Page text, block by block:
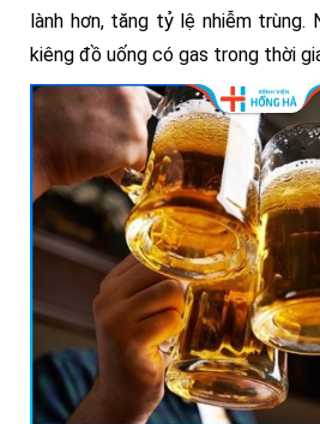
lành hơn, tăng tỷ lệ nhiễm trùng.
kiêng đồ uống có gas trong thời